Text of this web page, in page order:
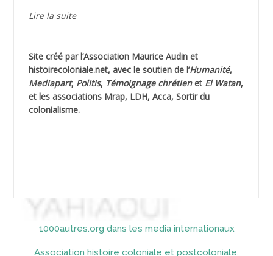
AHLOUCHE Mabrouk *
AIBLIED Ahmed
AICHEKADRA Sid Ahmed
AICI (ou AISSI) Laïd
Lire la suite
Site créé par l’Association Maurice Audinet
histoirecoloniale.net, avec le soutien de l’Humanité,
Mediapart, Politis, Témoignage chrétienet El Watan,
et les associations Mrap, LDH, Acca, Sortir du
colonialisme.
1000autres.org dans les media internationaux
Association histoire coloniale et postcoloniale,